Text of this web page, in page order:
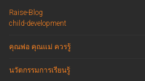
Raise-Blog
child-development
คุณพ่อ คุณแม่ ควรรู้
นวัตกรรมการเรียนรู้